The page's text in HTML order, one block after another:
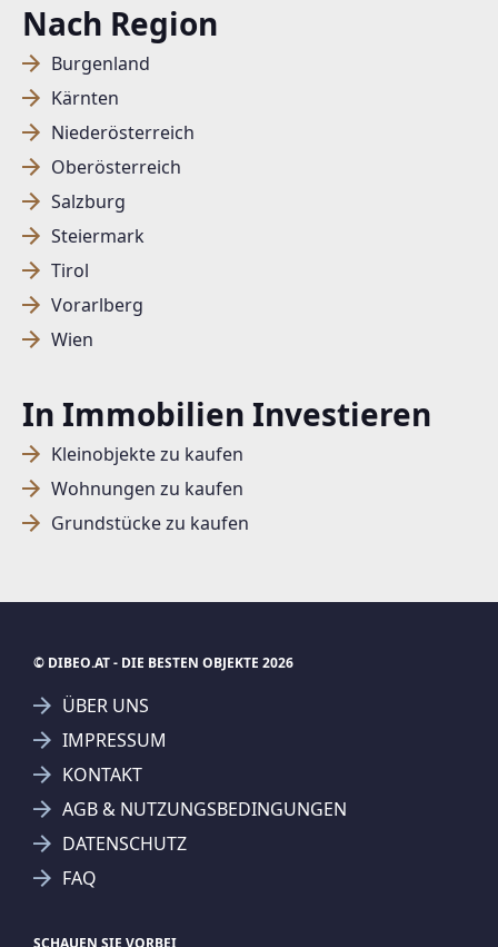
Nach Region
Burgenland
Kärnten
Niederösterreich
Oberösterreich
Salzburg
Steiermark
Tirol
Vorarlberg
Wien
In Immobilien Investieren
Kleinobjekte zu kaufen
Wohnungen zu kaufen
Grundstücke zu kaufen
© DIBEO.AT - DIE BESTEN OBJEKTE 2026
ÜBER UNS
IMPRESSUM
KONTAKT
AGB & NUTZUNGSBEDINGUNGEN
DATENSCHUTZ
FAQ
SCHAUEN SIE VORBEI